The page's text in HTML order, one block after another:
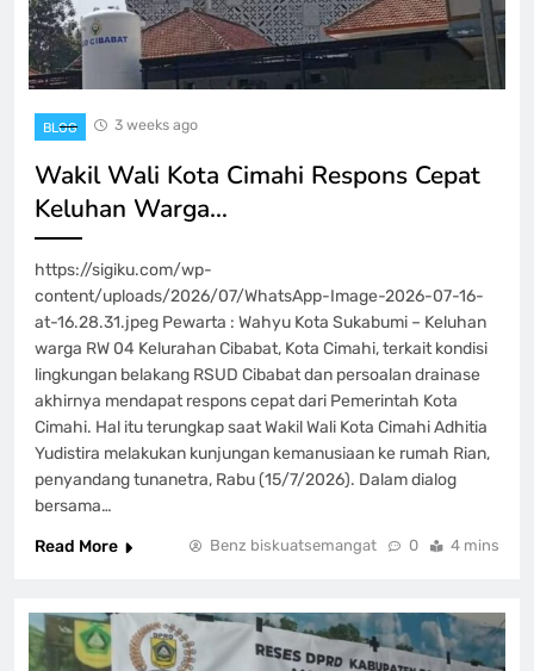
BLOG 3 weeks ago
Wakil Wali Kota Cimahi Respons Cepat
Keluhan Warga…
https://sigiku.com/wp-
content/uploads/2026/07/WhatsApp-Image-2026-07-16-
at-16.28.31.jpeg Pewarta : Wahyu Kota Sukabumi – Keluhan
warga RW 04 Kelurahan Cibabat, Kota Cimahi, terkait kondisi
lingkungan belakang RSUD Cibabat dan persoalan drainase
akhirnya mendapat respons cepat dari Pemerintah Kota
Cimahi. Hal itu terungkap saat Wakil Wali Kota Cimahi Adhitia
Yudistira melakukan kunjungan kemanusiaan ke rumah Rian,
penyandang tunanetra, Rabu (15/7/2026). Dalam dialog
bersama…
Read More
Benz biskuatsemangat 0 4 mins